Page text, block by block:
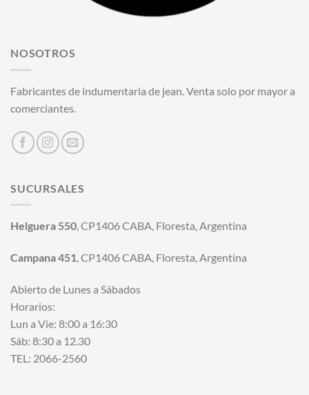
NOSOTROS
Fabricantes de indumentaria de jean. Venta solo por mayor a
comerciantes.
SUCURSALES
Helguera 550, CP1406 CABA, Floresta, Argentina
Campana 451, CP1406 CABA, Floresta, Argentina
Abierto de Lunes a Sábados
Horarios:
Lun a Vie: 8:00 a 16:30
Sáb: 8:30 a 12.30
TEL: 2066-2560